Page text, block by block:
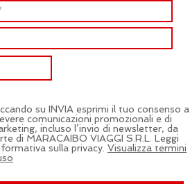
su INVIA esprimi il tuo consenso a
comunicazioni promozionali e di
incluso l’invio di newsletter, da
di MARACAIBO VIAGGI S.R.L. Leggi
sulla privacy. Visualizza termini